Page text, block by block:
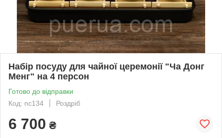
Набір посуду для чайної церемонії "Ча Донг
Менг" на 4 персон
Готово до відправки
Код: nc134
Роздріб
6 700 ₴